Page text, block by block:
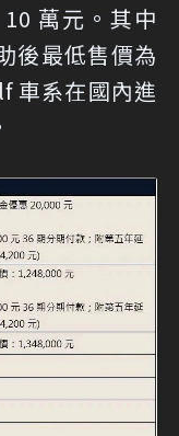
萬元。其中
後最低售價為
車系在國內進